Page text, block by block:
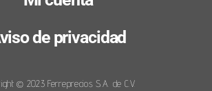
de privacidad
© 2023 Ferreprecios S.A. de C.V.